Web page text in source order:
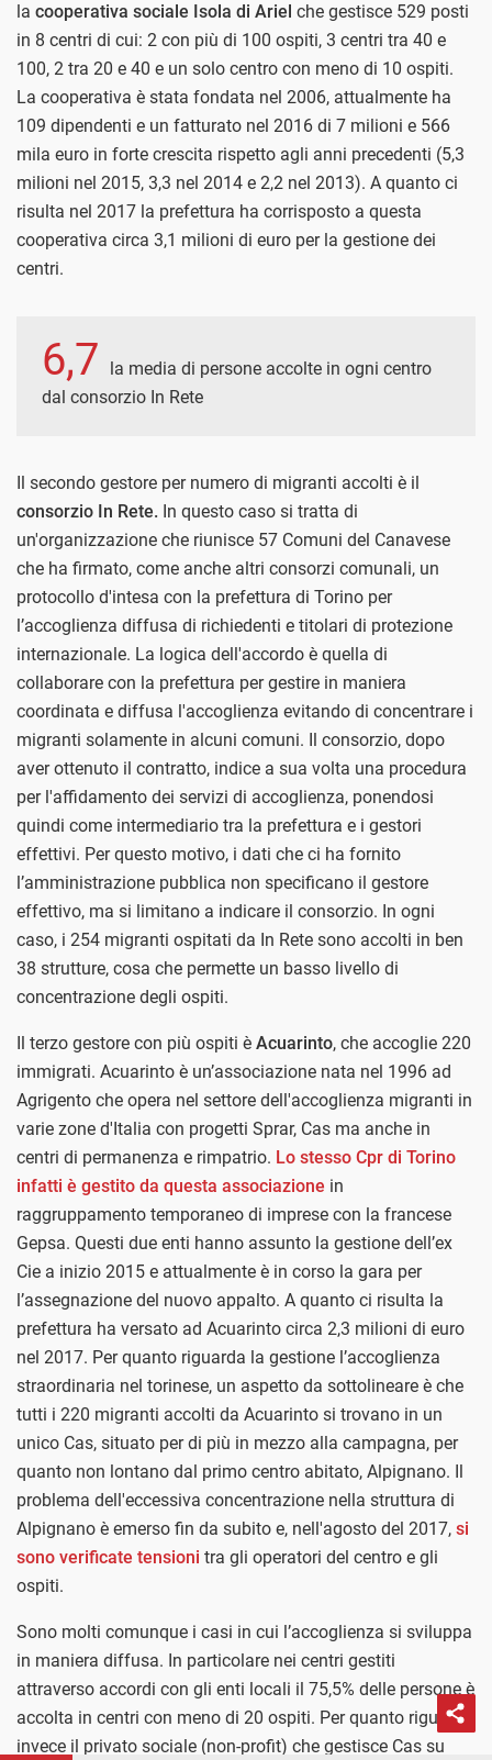
la cooperativa sociale Isola di Ariel che gestisce 529 posti
in 8 centri di cui: 2 con più di 100 ospiti, 3 centri tra 40 e
100, 2 tra 20 e 40 e un solo centro con meno di 10 ospiti.
La cooperativa è stata fondata nel 2006, attualmente ha
109 dipendenti e un fatturato nel 2016 di 7 milioni e 566
mila euro in forte crescita rispetto agli anni precedenti (5,3
milioni nel 2015, 3,3 nel 2014 e 2,2 nel 2013). A quanto ci
risulta nel 2017 la prefettura ha corrisposto a questa
cooperativa circa 3,1 milioni di euro per la gestione dei
centri.
6,7
la media di persone accolte in ogni centro
dal consorzio In Rete
Il secondo gestore per numero di migranti accolti è il
consorzio In Rete. In questo caso si tratta di
un'organizzazione che riunisce 57 Comuni del Canavese
che ha firmato, come anche altri consorzi comunali, un
protocollo d'intesa con la prefettura di Torino per
l’accoglienza diffusa di richiedenti e titolari di protezione
internazionale. La logica dell'accordo è quella di
collaborare con la prefettura per gestire in maniera
coordinata e diffusa l'accoglienza evitando di concentrare i
migranti solamente in alcuni comuni. Il consorzio, dopo
aver ottenuto il contratto, indice a sua volta una procedura
per l'affidamento dei servizi di accoglienza, ponendosi
quindi come intermediario tra la prefettura e i gestori
effettivi. Per questo motivo, i dati che ci ha fornito
l’amministrazione pubblica non specificano il gestore
effettivo, ma si limitano a indicare il consorzio. In ogni
caso, i 254 migranti ospitati da In Rete sono accolti in ben
38 strutture, cosa che permette un basso livello di
concentrazione degli ospiti.
Il terzo gestore con più ospiti è Acuarinto, che accoglie 220
immigrati. Acuarinto è un’associazione nata nel 1996 ad
Agrigento che opera nel settore dell'accoglienza migranti in
varie zone d'Italia con progetti Sprar, Cas ma anche in
centri di permanenza e rimpatrio. Lo stesso Cpr di Torino
infatti è gestito da questa associazione in
raggruppamento temporaneo di imprese con la francese
Gepsa. Questi due enti hanno assunto la gestione dell’ex
Cie a inizio 2015 e attualmente è in corso la gara per
l’assegnazione del nuovo appalto. A quanto ci risulta la
prefettura ha versato ad Acuarinto circa 2,3 milioni di euro
nel 2017. Per quanto riguarda la gestione l’accoglienza
straordinaria nel torinese, un aspetto da sottolineare è che
tutti i 220 migranti accolti da Acuarinto si trovano in un
unico Cas, situato per di più in mezzo alla campagna, per
quanto non lontano dal primo centro abitato, Alpignano. Il
problema dell'eccessiva concentrazione nella struttura di
Alpignano è emerso fin da subito e, nell'agosto del 2017, si
sono verificate tensioni tra gli operatori del centro e gli
ospiti.
Sono molti comunque i casi in cui l’accoglienza si sviluppa
in maniera diffusa. In particolare nei centri gestiti
attraverso accordi con gli enti locali il 75,5% delle persone è
accolta in centri con meno di 20 ospiti. Per quanto riguarda
invece il privato sociale (non-profit) che gestisce Cas su